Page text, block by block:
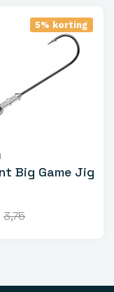
5% korting
Big Game Jig
3,75